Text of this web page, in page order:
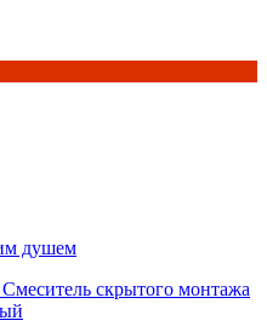
душем
скрытого монтажа